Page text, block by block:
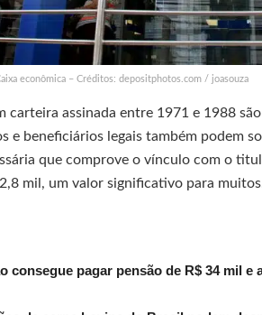
econômica – Créditos: depositphotos.com / joasouza
carteira assinada entre 1971 e 1988
e beneficiários legais também podem
que comprove o vínculo com o
mil, um valor significativo para
consegue pagar pensão de R$ 34 mil e